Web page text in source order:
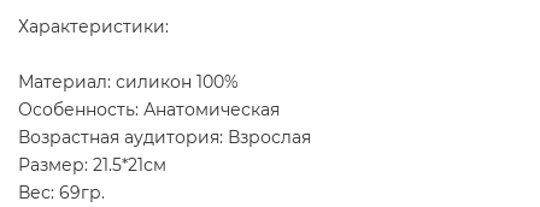
Характеристики:
Материал: силикон 100%
Особенность: Анатомическая
Возрастная аудитория: Взрослая
Размер: 21.5*21см
Вес: 69гр.